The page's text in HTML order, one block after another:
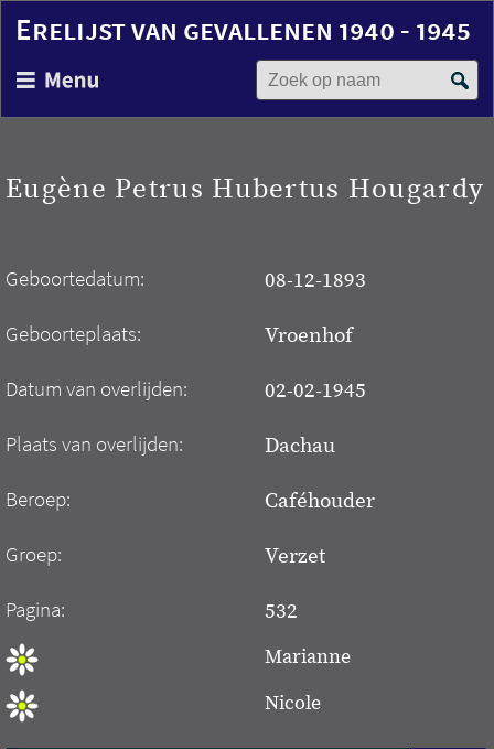
en
gaan
Erelijst van gevallenen 1940 - 1945
Zoek op naam
Eugène Petrus Hubertus Hougardy
Geboortedatum: 08-12-1893
Geboorteplaats: Vroenhof
Datum van overlijden: 02-02-1945
Plaats van overlijden: Dachau
Beroep: Caféhouder
Groep: Verzet
Pagina: 532
Marianne
Nicole